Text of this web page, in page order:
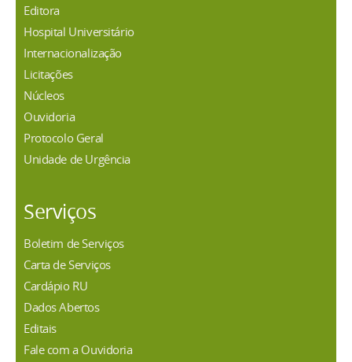
Editora
Hospital Universitário
Internacionalização
Licitações
Núcleos
Ouvidoria
Protocolo Geral
Unidade de Urgência
Serviços
Boletim de Serviços
Carta de Serviços
Cardápio RU
Dados Abertos
Editais
Fale com a Ouvidoria